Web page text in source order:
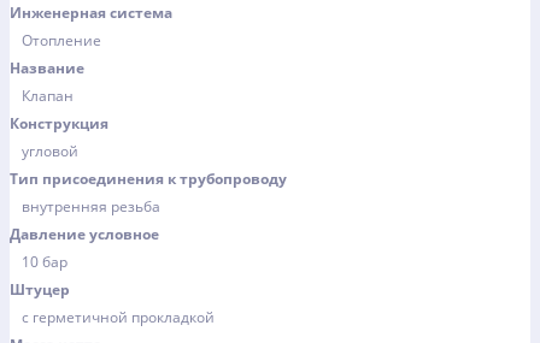
Инженерная система
Отопление
Название
Клапан
Конструкция
угловой
Тип присоединения к трубопроводу
внутренняя резьба
Давление условное
10 бар
Штуцер
с герметичной прокладкой